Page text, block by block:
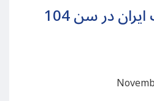
مادر محیط زیست ایران در سن 104